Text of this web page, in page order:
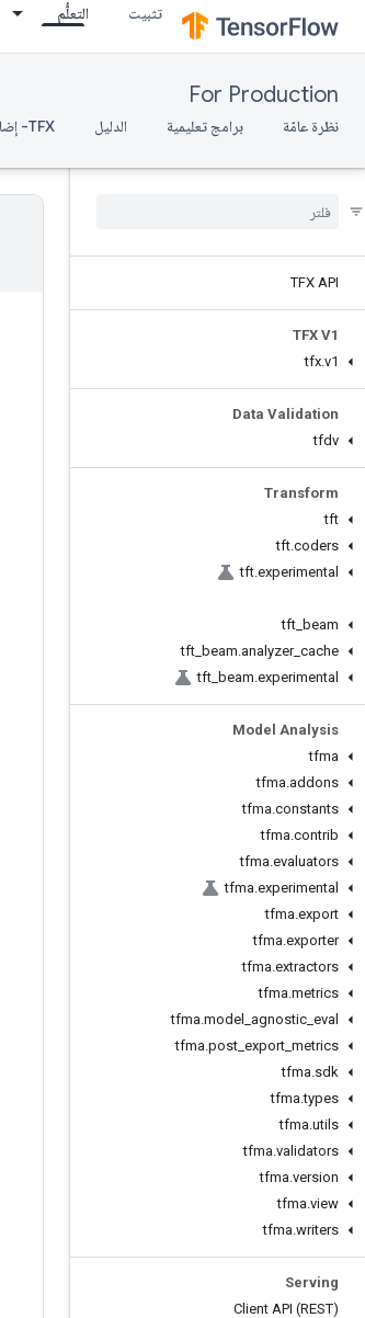
تثبيت التعلُّم
For Production
نظرة عامّة برامج تعليمية الدليل TFX- إضافات
TFX API
TFX V1
tfx.v1
Data Validation
tfdv
Transform
tft
tft.coders
tft.experimental
tft beam
tft beam.analyzer_ cache
tft beam.experimental
Model Analysis
tfma
tfma.addons
tfma.constants
tfma.contrib
tfma.evaluators
tfma.experimental
tfma.export
tfma.exporter
tfma.extractors
tfma.metrics
tfma.model agnostic eval
tfma.post export metrics
tfma.sdk
tfma.types
tfma.utils
tfma.validators
tfma.version
tfma.view
tfma.writers
Serving
Client API (REST)